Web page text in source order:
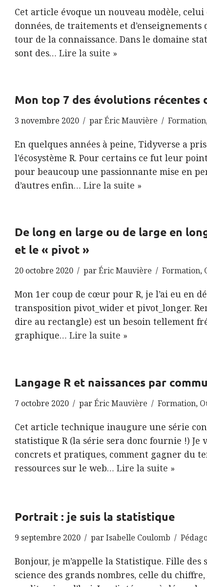
Cet article évoque un nouveau modèle, celui
données, de traitements et
tour de la connaissance. Dans le domaine
sont des… Lire la suite »
Mon top 7 des évolutions récentes
3 novembre 2020 parÉric Mauvière Formation
En quelques années à peine, Tidyverse a
l’écosystème R. Pour certains ce fut leur
pour beaucoup une passionnante mise en
d’autres enfin… Lire la suite »
De long en large ou de large en
et le « pivot »
20 octobre 2020 parÉric Mauvière Formation,
Mon 1er coup de cœur pour R, je l’ai eu en
transposition pivot_wider et pivot_longer.
dire au rectangle) est un besoin tellement
graphique… Lire la suite »
Langage R et naissances par
7 octobre 2020 parÉric Mauvière Formation,
Cet article technique inaugure une série
statistique R (la série sera donc fournie !)
concrets et pratiques, comment gagner du
ressources sur le web… Lire la suite »
Portrait : je suis la statistique
9 septembre 2020 parIsabelle Coulomb
Bonjour, je m’appelle la Statistique. Fille
science des grands nombres, celle du